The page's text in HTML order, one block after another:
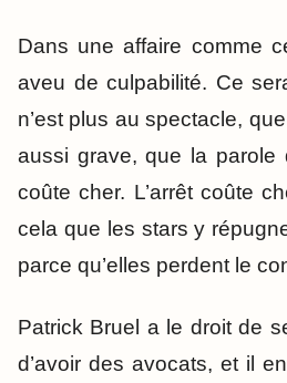
Dans une affaire comme
aveu de culpabilité. Ce
n’est plus au spectacle,
aussi grave, que la parole
coûte cher. L’arrêt coûte
cela que les stars y
parce qu’elles perdent le
Patrick Bruel a le droit de
d’avoir des avocats, et il